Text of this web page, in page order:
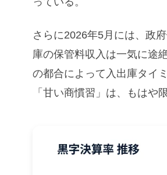
さらに2026年5月には、政
庫の保管料収入は一気に途絶
の都合によって入出庫タイ
「甘い商慣習」は、もはや